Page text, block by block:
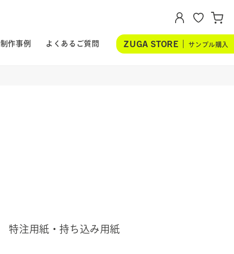
制作事例 よくあるご質問 ZUGA STORE サンプル購入
特注用紙・持ち込み用紙